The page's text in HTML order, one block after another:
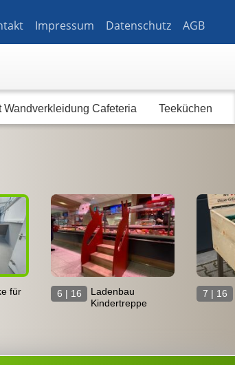
Impressum Datenschutz AGB
Wandverkleidung Cafeteria Teeküchen
für
6 | 16
Ladenbau
Kindertreppe
7 | 16